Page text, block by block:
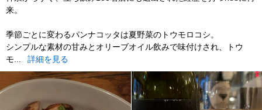
来。
季節ごとに変わるパンナコッタは夏野菜のトウモロコシ。
シンプルな素材の甘みとオリーブオイル飲みで味付けされ、トウ
モ...
詳細を見る